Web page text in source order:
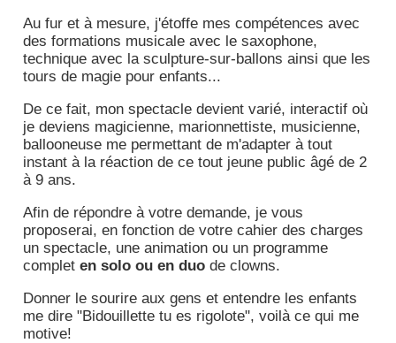
Au fur et à mesure, j'étoffe mes compétences avec
des formations musicale avec le saxophone,
technique avec la sculpture-sur-ballons ainsi que les
tours de magie pour enfants...
De ce fait, mon spectacle devient varié, interactif où
je deviens magicienne, marionnettiste, musicienne,
ballooneuse me permettant de m'adapter à tout
instant à la réaction de ce tout jeune public âgé de 2
à 9 ans.
Afin de répondre à votre demande, je vous
proposerai, en fonction de votre cahier des charges
un spectacle, une animation ou un programme
completen solo ou en duo de clowns.
Donner le sourire aux gens et entendre les enfants
me dire "Bidouillette tu es rigolote", voilà ce qui me
motive!